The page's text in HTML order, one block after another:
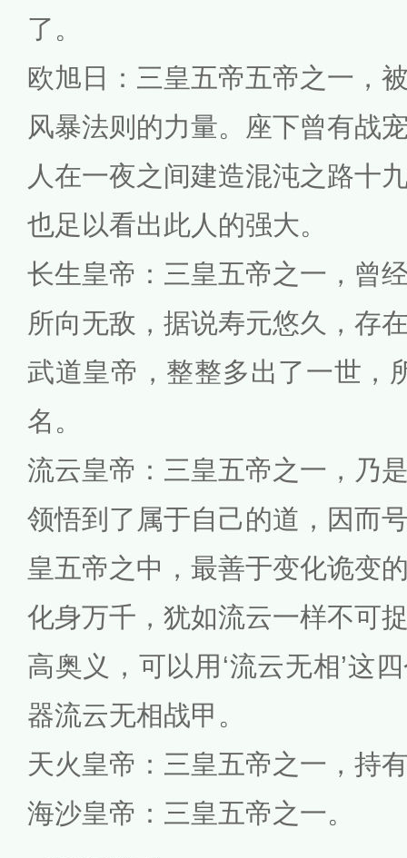
了。
欧旭日：三皇五帝五帝之一，
风暴法则的力量。座下曾有战
人在一夜之间建造混沌之路十
也足以看出此人的强大。
长生皇帝：三皇五帝之一，曾
所向无敌，据说寿元悠久，存
武道皇帝，整整多出了一世，
名。
流云皇帝：三皇五帝之一，乃
领悟到了属于自己的道，因而
皇五帝之中，最善于变化诡变
化身万千，犹如流云一样不可
高奥义，可以用‘流云无相’这
器流云无相战甲。
天火皇帝：三皇五帝之一，持
海沙皇帝：三皇五帝之一。